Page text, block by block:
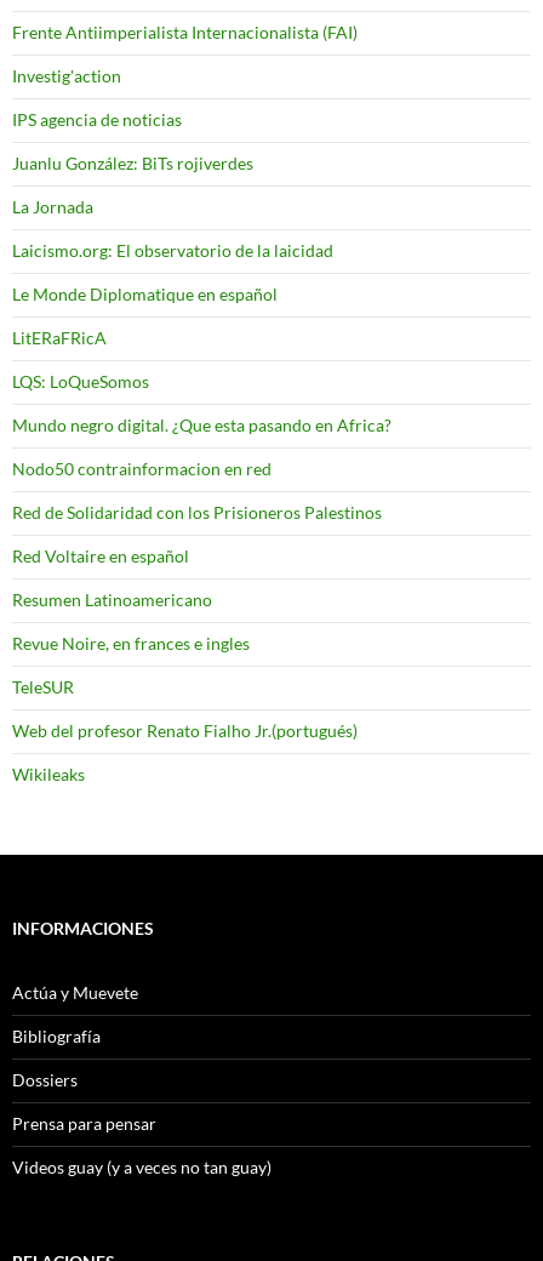
Frente Antiimperialista Internacionalista (FAI)
Investig'action
IPS agencia de noticias
Juanlu González: BiTs rojiverdes
La Jornada
Laicismo.org: El observatorio de la laicidad
Le Monde Diplomatique en español
LitERaFRicA
LQS: LoQueSomos
Mundo negro digital. ¿Que esta pasando en Africa?
Nodo50 contrainformacion en red
Red de Solidaridad con los Prisioneros Palestinos
Red Voltaire en español
Resumen Latinoamericano
Revue Noire, en frances e ingles
TeleSUR
Web del profesor Renato Fialho Jr.(portugués)
Wikileaks
INFORMACIONES
Actúa y Muevete
Bibliografía
Dossiers
Prensa para pensar
Videos guay (y a veces no tan guay)